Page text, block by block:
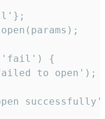
'fail') {
to open');